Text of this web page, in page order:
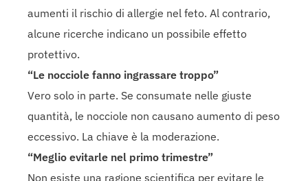
aumenti il rischio di allergie nel feto. Al contrario,
alcune ricerche indicano un possibile effetto
protettivo.
“Le nocciole fanno ingrassare troppo”
Vero solo in parte. Se consumate nelle giuste
quantità, le nocciole non causano aumento di peso
eccessivo. La chiave è la moderazione.
“Meglio evitarle nel primo trimestre”
Non esiste una ragione scientifica per evitare le